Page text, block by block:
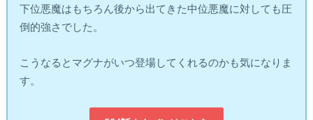
下位悪魔はもちろん後から出てきた中位悪魔に対しても圧
倒的強さでした。
こうなるとマグナがいつ登場してくれるのかも気になりま
す。